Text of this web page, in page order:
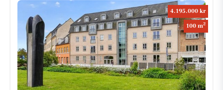
4.195.000 kr
100 m2